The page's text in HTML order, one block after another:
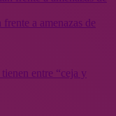
a amenazas de
entre “ceja y